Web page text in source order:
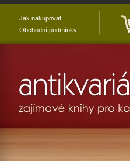
Jak nakupovat
Obchodní podmínky